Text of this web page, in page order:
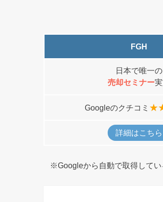
FGH
日本で唯一の
売却セミナー
Googleのクチコミ
詳細はこちら
※Googleから自動で取得してい